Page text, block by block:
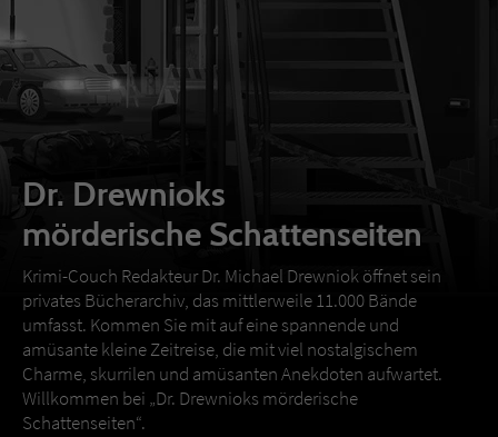
Dr. Drewnioks
mörderische Schattenseiten
Krimi-Couch Redakteur Dr. Michael Drewniok öffnet sein
privates Bücherarchiv, das mittlerweile 11.000 Bände
umfasst. Kommen Sie mit auf eine spannende und
amüsante kleine Zeitreise, die mit viel nostalgischem
Charme, skurrilen und amüsanten Anekdoten aufwartet.
Willkommen bei „Dr. Drewnioks mörderische
Schattenseiten“.